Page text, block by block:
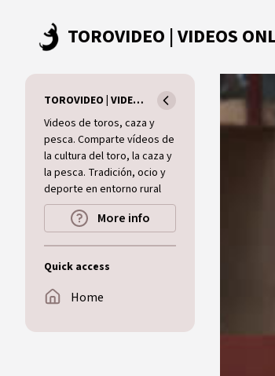
TOROVIDEO | VIDEOS ONLINE DE TOROS I CAZA I MUNDO RURAL
Videos de toros, caza y
pesca. Comparte vídeos de
la cultura del toro, la caza y
la pesca. Tradición, ocio y
deporte en entorno rural
More info
Quick access
Home